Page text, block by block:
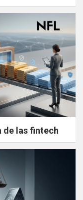
de las fintech